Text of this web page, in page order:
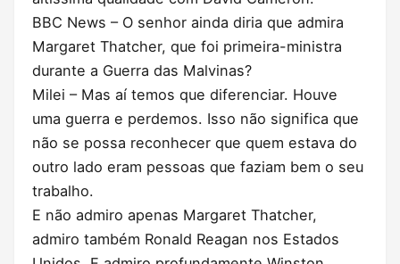
BBC News – O senhor ainda diria que admira
Margaret Thatcher, que foi primeira-ministra
durante a Guerra das Malvinas?
Milei – Mas aí temos que diferenciar. Houve
uma guerra e perdemos. Isso não significa que
não se possa reconhecer que quem estava do
outro lado eram pessoas que faziam bem o seu
trabalho.
E não admiro apenas Margaret Thatcher,
admiro também Ronald Reagan nos Estados